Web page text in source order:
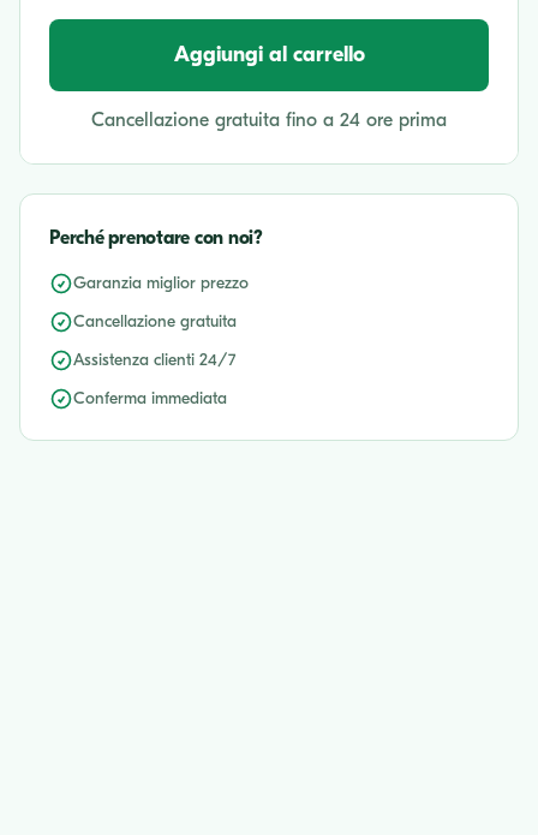
Aggiungi al carrello
Cancellazione gratuita fino a 24 ore prima
Perché prenotare con noi?
Garanzia miglior prezzo
Cancellazione gratuita
Assistenza clienti 24/7
Conferma immediata